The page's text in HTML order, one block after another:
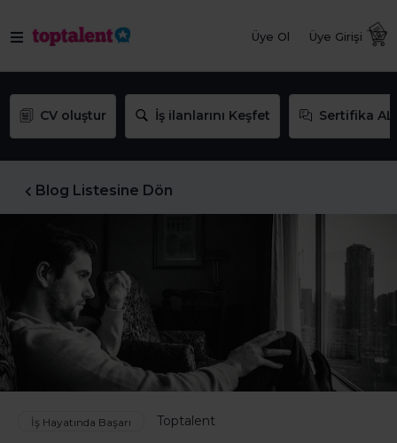
Üye Ol Üye Girişi
CV oluştur İş ilanlarını Keşfet Sertifika AL
Blog Listesine Dön
İş Hayatında Başarı Toptalent